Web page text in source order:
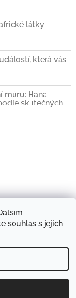
souhlas s jejich
látky
která vás
můru: Hana
skutečných
látek